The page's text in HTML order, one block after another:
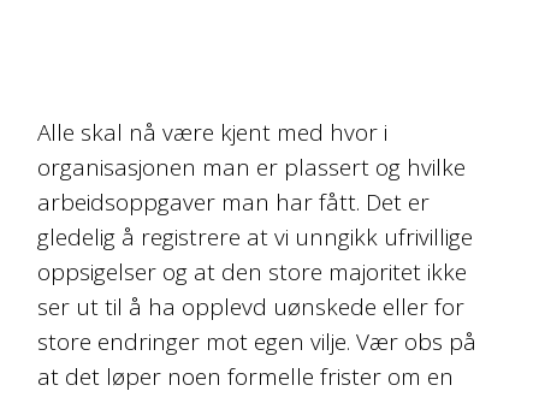
Alle skal nå være kjent med hvor i
organisasjonen man er plassert og hvilke
arbeidsoppgaver man har fått. Det er
gledelig å registrere at vi unngikk ufrivillige
oppsigelser og at den store majoritet ikke
ser ut til å ha opplevd uønskede eller for
store endringer mot egen vilje. Vær obs på
at det løper noen formelle frister om en